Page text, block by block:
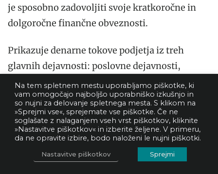
je sposobno zadovoljiti svoje kratkoročne in
dolgoročne finančne obveznosti.
Prikazuje denarne tokove podjetja iz treh
glavnih dejavnosti: poslovne dejavnosti,
investicijske dejavnosti in iz dejavnosti
financiranja.
Denarni tok iz poslovanja
Ti denarni tokovi izhajajo iz osnovnih
Na tem spletnem mestu uporabljamo piškotke, ki
vam omogočajo najboljšo uporabniško izkušnjo in
so nujni za delovanje spletnega mesta. S klikom na
»Sprejmi vse«, sprejemate vse piškotke. Če ne
soglašate z nalaganjem vseh vrst piškotkov, kliknite
»Nastavitve piškotkov« in izberite željene. V primeru,
da ne opravite izbire, bodo naloženi le nujni piškotki.
Nastavitve piškotkov Sprejmi